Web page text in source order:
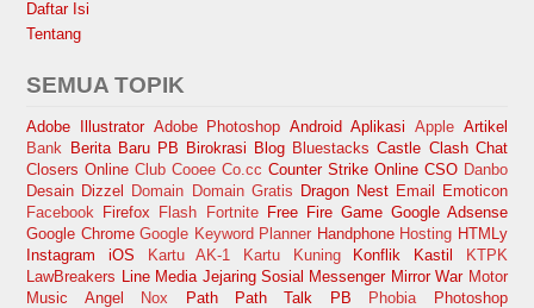
Daftar Isi
Tentang
SEMUA TOPIK
Adobe Illustrator Adobe Photoshop Android Aplikasi Apple Artikel
Bank Berita Baru PB Birokrasi Blog Bluestacks Castle Clash Chat
Closers Online Club Cooee Co.cc Counter Strike Online CSO Danbo
Desain Dizzel Domain Domain Gratis Dragon Nest Email Emoticon
Facebook Firefox Flash Fortnite Free Fire Game Google Adsense
Google Chrome Google Keyword Planner Handphone Hosting HTMLy
Instagram
iOS Kartu AK-1 Kartu Kuning Konflik Kastil
KTPK
LawBreakers Line Media Jejaring Sosial Messenger Mirror War Motor
Music Angel
Nox Path Path Talk PB Phobia
Photoshop